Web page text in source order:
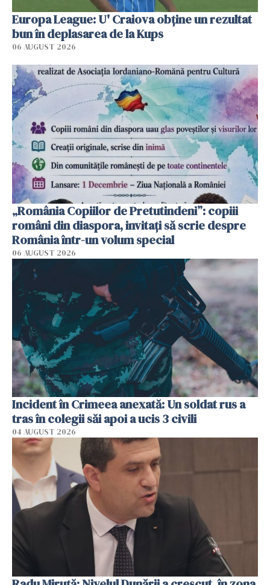
Europa League: U' Craiova obține un rezultat
bun în deplasarea de la Kups
06 AUGUST 2026
„România Copiilor de Pretutindeni”: copiii
români din diaspora, invitați să scrie despre
România într-un volum special
06 AUGUST 2026
Incident în Crimeea anexată: Un soldat rus a
tras în colegii săi apoi a ucis 3 civili
04 AUGUST 2026